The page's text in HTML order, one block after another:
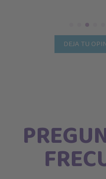
DEJA TU